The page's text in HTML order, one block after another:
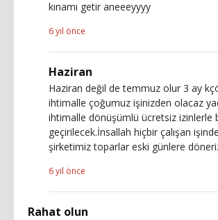
kınamı getir aneeeyyyy
6 yıl önce
Haziran
Haziran değil de temmuz olur 3 ay
ihtimalle çoğumuz işinizden olacaz
ihtimalle dönüşümlü ücretsiz izinlerle
geçirilecek.İnsallah hiçbir çalışan
şirketimiz toparlar eski günlere
6 yıl önce
Rahat olun